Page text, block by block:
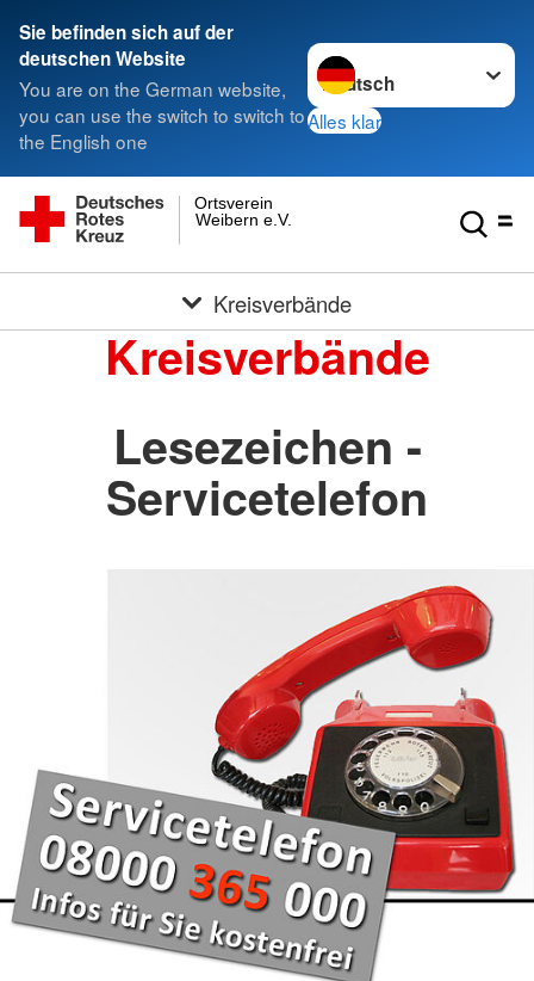
Sie befinden sich auf der
deutschen Website
You are on the German website,
you can use the switch to switch to
the English one
Sprache wechseln zu
Alles klar
Weibern e.V.
Ortsverein
Kreisverbände
Kreisverbände
Lesezeichen -
Servicetelefon